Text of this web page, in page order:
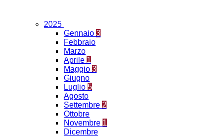
2025
Gennaio 3
Febbraio
Marzo
Aprile 1
Maggio 3
Giugno
Luglio 5
Agosto
Settembre 2
Ottobre
Novembre 1
Dicembre